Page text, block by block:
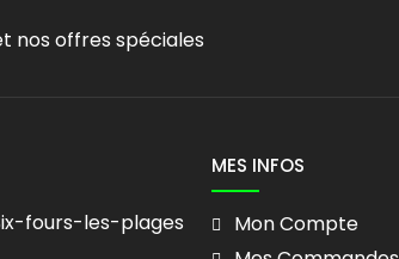
nos offres spéciales
fours-les-plages
MES INFOS
Mon Compte